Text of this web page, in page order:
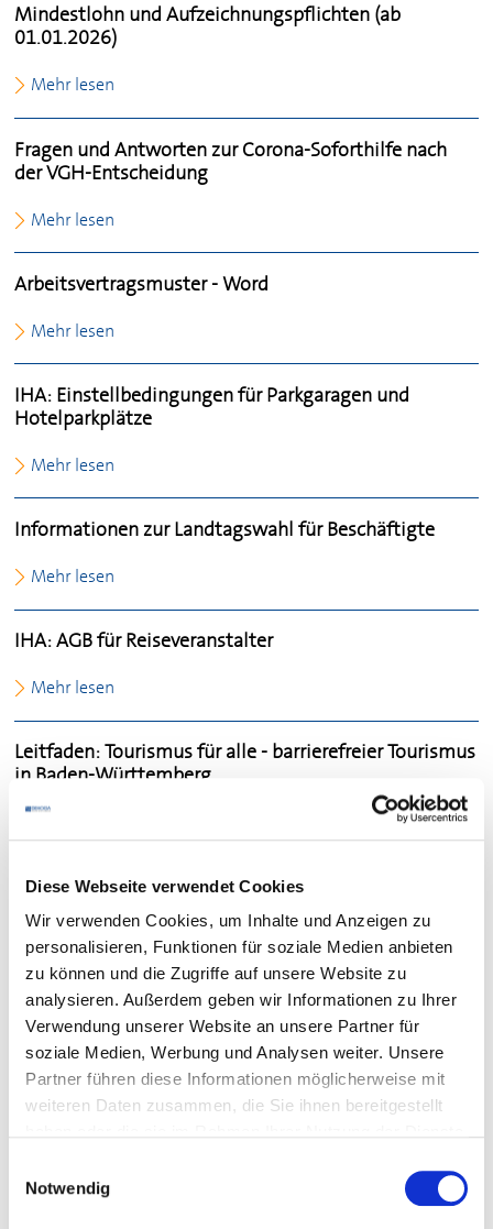
Diese Webseite verwendet Cookies
Wir verwenden Cookies, um Inhalte und Anzeigen zu
personalisieren, Funktionen für soziale Medien anbieten
zu können und die Zugriffe auf unsere Website zu
analysieren. Außerdem geben wir Informationen zu Ihrer
Verwendung unserer Website an unsere Partner für
soziale Medien, Werbung und Analysen weiter. Unsere
Partner führen diese Informationen möglicherweise mit
weiteren Daten zusammen, die Sie ihnen bereitgestellt
Notwendig
Mindestlohn und Aufzeichnungspflichten (ab
01.01.2026)
Mehr lesen
Fragen und Antworten zur Corona-Soforthilfe nach
der VGH-Entscheidung
Mehr lesen
Arbeitsvertragsmuster - Word
Mehr lesen
IHA: Einstellbedingungen für Parkgaragen und
Hotelparkplätze
Mehr lesen
Informationen zur Landtagswahl für Beschäftigte
Mehr lesen
IHA: AGB für Reiseveranstalter
Mehr lesen
Leitfaden: Tourismus für alle - barrierefreier Tourismus
in Baden-Württemberg
Signet "Mitglied imDEHOGA" im PDF-Format
Mehr lesen
Muster Speise- und Getränkekarte
Mehr lesen
Insolvenzen